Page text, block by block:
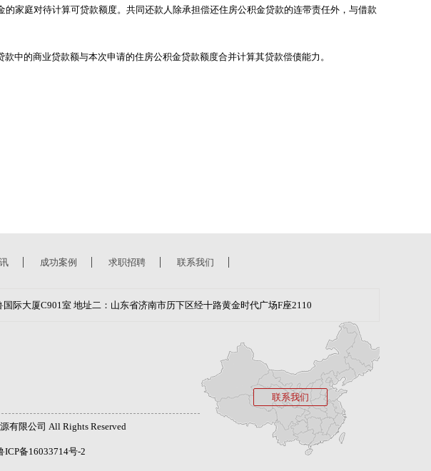
家庭对待计算可贷款额度。共同还款人除承担偿还住房公积金贷款的连带责任外，与借款
中的商业贷款额与本次申请的住房公积金贷款额度合并计算其贷款偿债能力。
成功案例 求职招聘 联系我们
际大厦C901室 地址二：山东省济南市历下区经十路黄金时代广场F座2110
有限公司 All Rights Reserved
ICP备16033714号-2
联系我们